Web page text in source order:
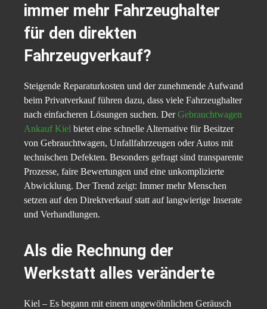
immer mehr Fahrzeughalter
für den direkten
Fahrzeugverkauf?
Steigende Reparaturkosten und der zunehmende Aufwand
beim Privatverkauf führen dazu, dass viele Fahrzeughalter
nach einfacheren Lösungen suchen. DerGebrauchtwagen
Ankauf Kiel bietet eine schnelle Alternative für Besitzer
von Gebrauchtwagen, Unfallfahrzeugen oder Autos mit
technischen Defekten. Besonders gefragt sind transparente
Prozesse, faire Bewertungen und eine unkomplizierte
Abwicklung. Der Trend zeigt: Immer mehr Menschen
setzen auf den Direktverkauf statt auf langwierige Inserate
und Verhandlungen.
Als die Rechnung der
Werkstatt alles veränderte
Kiel – Es begann mit einem ungewöhnlichen Geräusch